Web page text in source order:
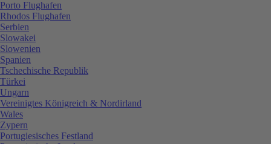
Porto Flughafen
Rhodos Flughafen
Serbien
Slowakei
Slowenien
Spanien
Tschechische Republik
Türkei
Ungarn
Vereinigtes Königreich & Nordirland
Wales
Zypern
Portugiesisches Festland